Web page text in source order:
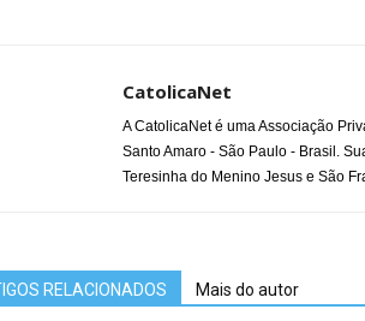
CatolicaNet
A CatolicaNet é uma Associação
Santo Amaro - São Paulo - Brasil.
Teresinha do Menino Jesus e São
RELACIONADOS Mais do autor